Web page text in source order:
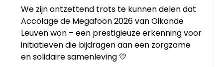
We zijn ontzettend trots te kunnen delen dat
Accolage de Megafoon 2026 van Oikonde
Leuven won – een prestigieuze erkenning voor
initiatieven die bijdragen aan een zorgzame
en solidaire samenleving 💛